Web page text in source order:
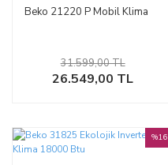
Beko 21220 P Mobil Klima
26.549,00 TL
31.599,00 TL
%16